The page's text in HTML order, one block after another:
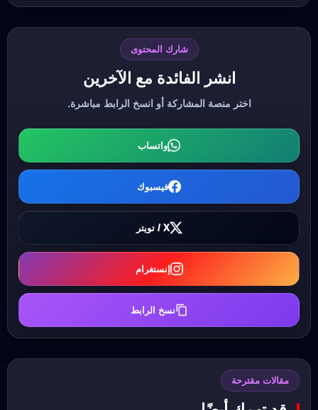
شارك المحتوى
انشر الفائدة مع الآخرين
اختر منصة المشاركة أو انسخ الرابط مباشرة.
واتساب
فيسبوك
X / تويتر
إنستغرام
نسخ الرابط
مقالات مقترحة